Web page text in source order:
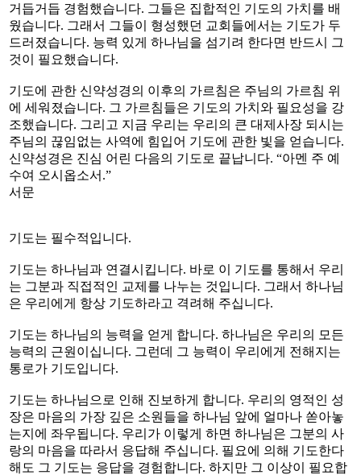
거듭거듭 경험했습니다. 그들은 집합적인 기도의 가치를 배
웠습니다. 그래서 그들이 형성했던 교회들에서는 기도가 두
드러졌습니다. 능력 있게 하나님을 섬기려 한다면 반드시 그
것이 필요했습니다.
기도에 관한 신약성경의 이후의 가르침은 주님의 가르침 위
에 세워졌습니다. 그 가르침들은 기도의 가치와 필요성을 강
조했습니다. 그리고 지금 우리는 우리의 큰 대제사장 되시는
주님의 끊임없는 사역에 힘입어 기도에 관한 빛을 얻습니다.
신약성경은 진심 어린 다음의 기도로 끝납니다. “아멘 주 예
수여 오시옵소서.”
서문
기도는 필수적입니다.
기도는 하나님과 연결시킵니다. 바로 이 기도를 통해서 우리
는 그분과 직접적인 교제를 나누는 것입니다. 그래서 하나님
은 우리에게 항상 기도하라고 격려해 주십니다.
기도는 하나님의 능력을 얻게 합니다. 하나님은 우리의 모든
능력의 근원이십니다. 그런데 그 능력이 우리에게 전해지는
통로가 기도입니다.
기도는 하나님으로 인해 진보하게 합니다. 우리의 영적인 성
장은 마음의 가장 깊은 소원들을 하나님 앞에 얼마나 쏟아놓
는지에 좌우됩니다. 우리가 이렇게 하면 하나님은 그분의 사
랑의 마음을 따라서 응답해 주십니다. 필요에 의해 기도한다
해도 그 기도는 응답을 경험합니다. 하지만 그 이상이 필요합